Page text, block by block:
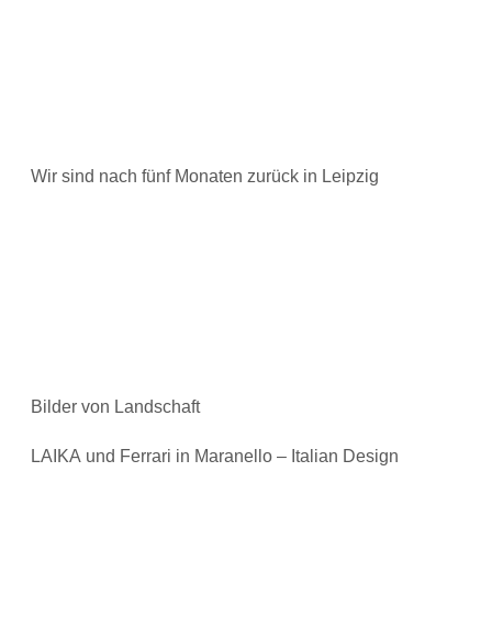
Wir sind nach fünf Monaten zurück in Leipzig
Bilder von Landschaft
LAIKA und Ferrari in Maranello – Italian Design